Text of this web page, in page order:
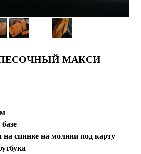
ПЕСОЧНЫЙ МАКСИ
спинке на молнии под карту